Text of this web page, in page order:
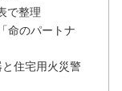
で整理
命のパートナ
住宅用火災警